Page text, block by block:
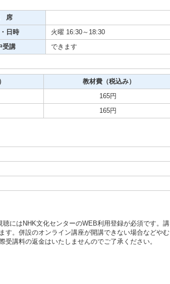
席
日時 火曜 16:30～18:30
受講 できます
教材費（税込み）
165円
165円
にはNHK文化センターのWEB利用登録が必須です。講
す。併設のオンライン講座が開講できない場合などやむ
講料の返金はいたしませんのでご了承ください。